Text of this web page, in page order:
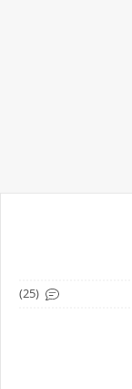
(25)